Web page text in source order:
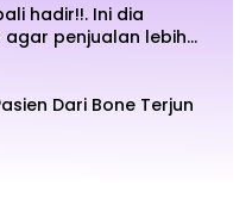
hadir!!. Ini dia
penjualan lebih
Dari Bone Terjun